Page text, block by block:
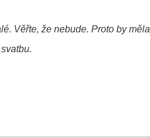
Věřte, že nebude. Proto by měla